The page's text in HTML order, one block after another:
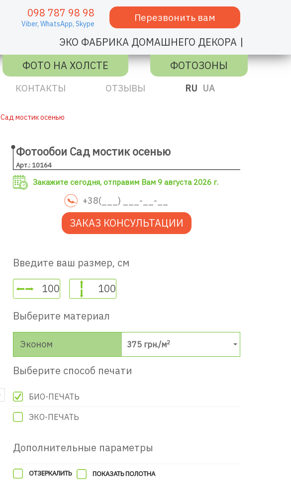
098 787 98 98
Viber, WhatsApp, Skype
Перезвонить вам
ЭКО ФАБРИКА ДОМАШНЕГО ДЕКОРА |
ФОТО НА ХОЛСТЕ ФОТОЗОНЫ
КОНТАКТЫ ОТЗЫВЫ RU UA
Сад мостик осенью
Фотообои Сад мостик осенью
Арт.: 10164
Закажите сегодня, отправим Вам 9 августа 2026 г.
ЗАКАЗ КОНСУЛЬТАЦИИ
Введите ваш размер, см
Выберите материал
Эконом 375 грн./м2
Выберите способ печати
БИО-ПЕЧАТЬ
ЭКО-ПЕЧАТЬ
Дополнительные параметры
ОТЗЕРКАЛИТЬ ПОКАЗАТЬ ПОЛОТНА